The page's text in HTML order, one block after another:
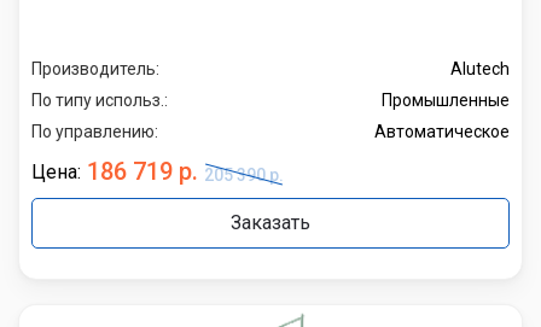
Производитель:
Alutech
По типу использ.:
Промышленные
По управлению:
Автоматическое
Цена: 186 719 р. 205 390 р.
Заказать